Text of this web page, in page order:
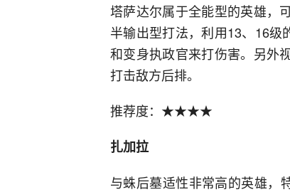
塔萨达尔属于全能型的英雄，
半输出型打法，利用13、16级
和变身执政官来打伤害。另外
打击敌方后排。
推荐度：★★★★
扎加拉
与蛛后墓适性非常高的英雄，